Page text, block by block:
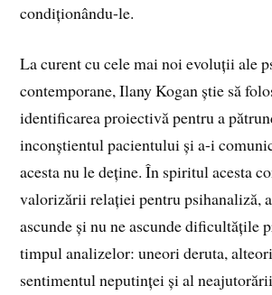
condiționându-le.
La curent cu cele mai noi evoluții ale
contemporane, Ilany Kogan știe să
identificarea proiectivă pentru a
inconștientul pacientului și a-i
acesta nu le deține. În spiritul acesta
valorizării relației pentru psihanaliză,
ascunde și nu ne ascunde dificultățile
timpul analizelor: uneori deruta,
sentimentul neputinței și al